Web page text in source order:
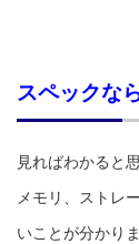
スペックな
見ればわかると
メモリ、ストレ
いことが分かり